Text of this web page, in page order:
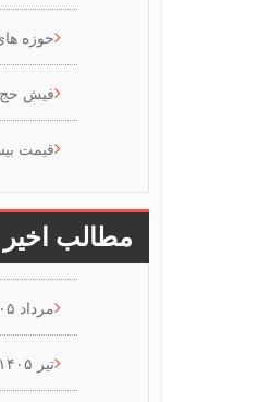
حوزه
فیش حج
قیمت
مطالب اخیر
مرداد ۱۴۰۵
تیر ۱۴۰۵